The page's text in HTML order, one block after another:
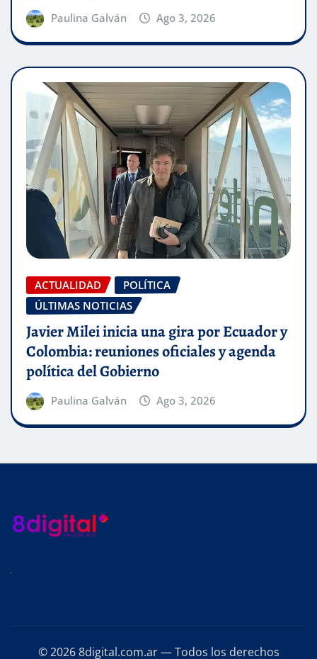
Paulina Galván Ago 3, 2026
ACTUALIDAD
POLÍTICA
ÚLTIMAS NOTICIAS
Javier Milei inicia una gira por Ecuador y
Colombia: reuniones oficiales y agenda
política del Gobierno
Paulina Galván Ago 3, 2026
© 2026 8digital.com.ar — Todos los derechos